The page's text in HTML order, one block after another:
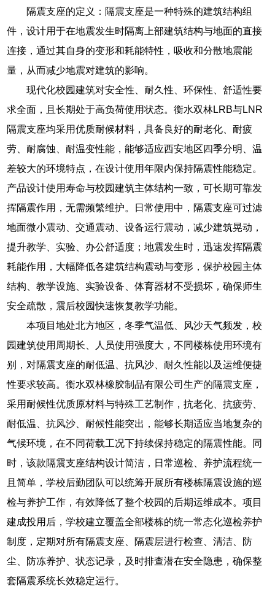
隔震支座的定义：隔震支座是一种特殊的建筑结构组
件，设计用于在地震发生时隔离上部建筑结构与地面的直接
连接，通过其自身的变形和耗能特性，吸收和分散地震能
量，从而减少地震对建筑的影响。
现代化校园建筑对安全性、耐久性、环保性、舒适性要
求全面，且长期处于高负荷使用状态。衡水双林LRB与LNR
隔震支座均采用优质耐候材料，具备良好的耐老化、耐疲
劳、耐腐蚀、耐温变性能，能够适应西安地区四季分明、温
差较大的环境特点，在设计使用年限内保持隔震性能稳定。
产品设计使用寿命与校园建筑主体结构一致，可长期可靠发
挥隔震作用，无需频繁维护。日常使用中，隔震支座可过滤
地面微小震动、交通震动、设备运行震动，减少建筑晃动，
提升教学、实验、办公舒适度；地震发生时，迅速发挥隔震
耗能作用，大幅降低各建筑结构震动与变形，保护校园主体
结构、教学设施、实验设备、体育器材不受损坏，确保师生
安全疏散，震后校园快速恢复教学功能。
本项目地处北方地区，冬季气温低、风沙天气频发，校
园建筑使用周期长、人员使用强度大，不同楼栋使用环境有
别，对隔震支座的耐低温、抗风沙、耐久性能以及运维便捷
性要求较高。衡水双林橡胶制品有限公司生产的隔震支座，
采用耐候性优质原材料与特殊工艺制作，抗老化、抗疲劳、
耐低温、抗风沙、耐候性能突出，能够长期适应当地复杂的
气候环境，在不同荷载工况下持续保持稳定的隔震性能。同
时，该款隔震支座结构设计简洁，日常巡检、养护流程统一
且简单，学校后勤团队可以统筹开展所有楼栋隔震设施的巡
检与养护工作，有效降低了整个校园的后期运维成本。项目
建成投用后，学校建立覆盖全部楼栋的统一常态化巡检养护
制度，定期对所有隔震支座、隔震层进行检查、清洁、防
尘、防冻养护、状态记录，及时排查潜在安全隐患，确保整
套隔震系统长效稳定运行。